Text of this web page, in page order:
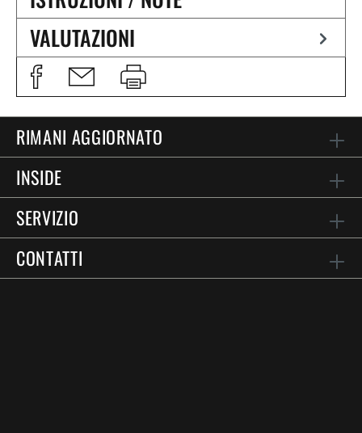
VALUTAZIONI
RIMANI AGGIORNATO
INSIDE
SERVIZIO
CONTATTI